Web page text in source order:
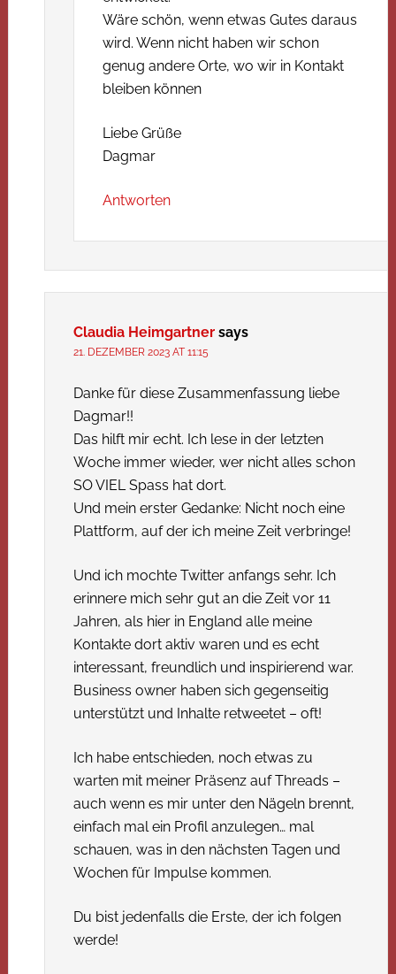
Wäre schön, wenn etwas Gutes daraus
wird. Wenn nicht haben wir schon
genug andere Orte, wo wir in Kontakt
bleiben können
Liebe Grüße
Dagmar
Antworten
Claudia Heimgartner says
21. DEZEMBER 2023 AT 11:15
Danke für diese Zusammenfassung liebe
Dagmar!!
Das hilft mir echt. Ich lese in der letzten
Woche immer wieder, wer nicht alles schon
SO VIEL Spass hat dort.
Und mein erster Gedanke: Nicht noch eine
Plattform, auf der ich meine Zeit verbringe!
Und ich mochte Twitter anfangs sehr. Ich
erinnere mich sehr gut an die Zeit vor 11
Jahren, als hier in England alle meine
Kontakte dort aktiv waren und es echt
interessant, freundlich und inspirierend war.
Business owner haben sich gegenseitig
unterstützt und Inhalte retweetet – oft!
Ich habe entschieden, noch etwas zu
warten mit meiner Präsenz auf Threads –
auch wenn es mir unter den Nägeln brennt,
einfach mal ein Profil anzulegen… mal
schauen, was in den nächsten Tagen und
Wochen für Impulse kommen.
Du bist jedenfalls die Erste, der ich folgen
werde!